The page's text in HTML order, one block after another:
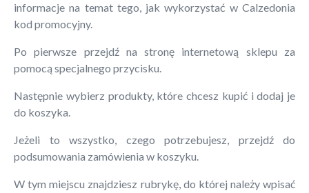
informacje na temat tego, jak wykorzystać w Calzedonia
kod promocyjny.
Po pierwsze przejdź na stronę internetową sklepu za
pomocą specjalnego przycisku.
Następnie wybierz produkty, które chcesz kupić i dodaj je
do koszyka.
Jeżeli to wszystko, czego potrzebujesz, przejdź do
podsumowania zamówienia w koszyku.
W tym miejscu znajdziesz rubrykę, do której należy wpisać